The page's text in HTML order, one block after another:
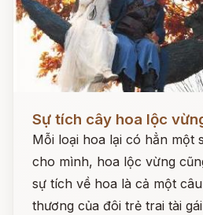
Sự tích cây hoa lộc
Mỗi loại hoa lại có hẳn một
cho mình, hoa lộc vừng
sự tích về hoa là cả một
thương của đôi trẻ trai tài